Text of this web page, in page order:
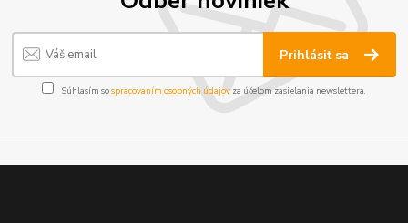
Prihlásiť sa
Súhlasím sospracovaním osobných údajov za účelom zasielania newslettera.